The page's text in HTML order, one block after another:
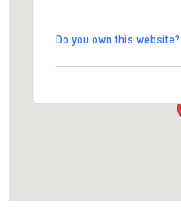
Parc Camp de la
View Events
Do you own this website?